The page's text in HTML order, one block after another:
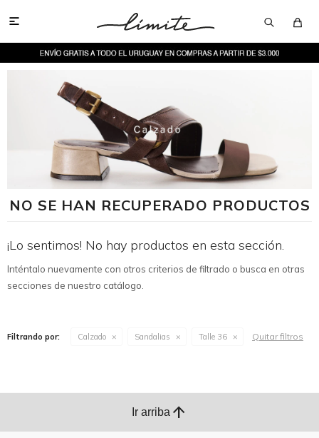

NO SE HAN RECUPERADO PRODUCTOS
¡Lo sentimos! No hay productos en esta sección.
Inténtalo nuevamente con otros criterios de filtrado o busca en otras
secciones de nuestro catálogo.
Filtrando por: Calzado Sandalias Talle 36 Quitar filtros
Ir arriba arrow_upward